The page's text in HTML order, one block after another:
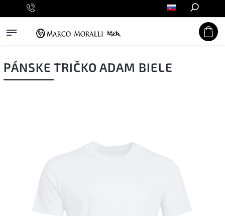
Hľadať
PÁNSKE TRIČKO ADAM BIELE